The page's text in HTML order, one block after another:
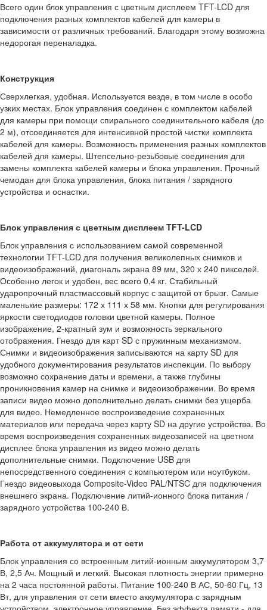
Всего один блок управления с цветным дисплеем TFT-LCD для
подключения разных комплектов кабелей для камеры в
зависимости от различных требований. Благодаря этому возможна
недорогая переналадка.
Конструкция
Сверхлегкая, удобная. Используется везде, в том числе в особо
узких местах. Блок управления соединен с комплектом кабелей
для камеры при помощи спирального соединительного кабеля (до
2 м), отсоединяется для интенсивной простой чистки комплекта
кабелей для камеры. Возможность применения разных комплектов
кабелей для камеры. Штепсельно-резьбовые соединения для
замены комплекта кабелей камеры и блока управления. Прочный
чемодан для блока управления, блока питания / зарядного
устройства и оснастки.
Блок управления с цветным дисплеем TFT-LCD
Блок управления с использованием самой современной
технологии TFT-LCD для получения великолепных снимков и
видеоизображений, диагональ экрана 89 мм, 320 х 240 пикселей.
Особенно легок и удобен, вес всего 0,4 кг. Стабильный
ударопрочный пластмассовый корпус с защитой от брызг. Самые
маленькие размеры: 172 х 111 х 58 мм. Кнопки для регулирования
яркости светодиодов головки цветной камеры. Полное
изображение, 2-кратный зум и возможность зеркального
отображения. Гнездо для карт SD с пружинным механизмом.
Снимки и видеоизображения записываются на карту SD для
удобного документирования результатов инспекции. По выбору
возможно сохранение даты и времени, а также глубины
проникновения камер на снимке и видеоизображении. Во время
записи видео можно дополнительно делать снимки без ущерба
для видео. Немедленное воспроизведение сохраненных
материалов или передача через карту SD на другие устройства. Во
время воспроизведения сохраненных видеозаписей на цветном
дисплее блока управления из видео можно делать
дополнительные снимки. Подключение USB для
непосредственного соединения с компьютером или ноутбуком.
Гнездо видеовыхода Composite-Video PAL/NTSC для подключения
внешнего экрана. Подключение литий-ионного блока питания /
зарядного устройства 100-240 В.
Работа от аккумулятора и от сети
Блок управления со встроенным литий-ионным аккумулятором 3,7
В, 2,5 Ач. Мощный и легкий. Высокая плотность энергии примерно
на 2 часа постоянной работы. Питание 100-240 В АС, 50-60 Гц, 13
Вт, для управления от сети вместо аккумулятора с зарядным